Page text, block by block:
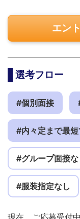
エン
選考フロー
#個別面接
#内々定まで最短
#グループ面接な
#服装指定なし